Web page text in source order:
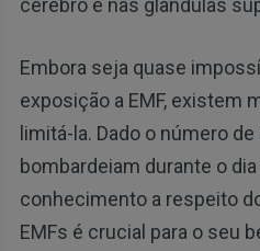
cérebro e nas glândulas
Embora seja quase
exposição a EMF, existem
limitá-la. Dado o número de
bombardeiam durante o
conhecimento a respeito
EMFs é crucial para o seu